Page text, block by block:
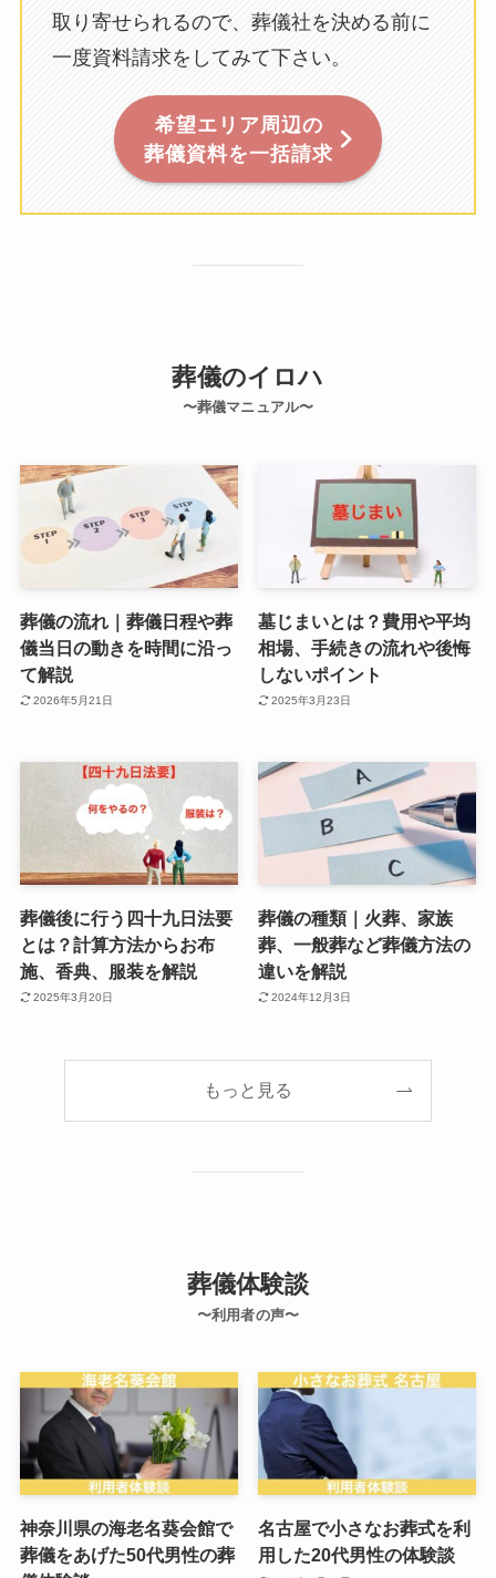
取り寄せられるので、葬儀社を決める前に
一度資料請求をしてみて下さい。
希望エリア周辺の
葬儀資料を一括請求
葬儀のイロハ
〜葬儀マニュアル〜
葬儀の流れ｜葬儀日程や葬
儀当日の動きを時間に沿っ
て解説
2026年5月21日
墓じまいとは？費用や平均
相場、手続きの流れや後悔
しないポイント
2025年3月23日
葬儀後に行う四十九日法要
とは？計算方法からお布
施、香典、服装を解説
2025年3月20日
葬儀の種類｜火葬、家族
葬、一般葬など葬儀方法の
違いを解説
2024年12月3日
もっと見る
葬儀体験談
〜利用者の声〜
神奈川県の海老名葵会館で
葬儀をあげた50代男性の葬
名古屋で小さなお葬式を利
用した20代男性の体験談